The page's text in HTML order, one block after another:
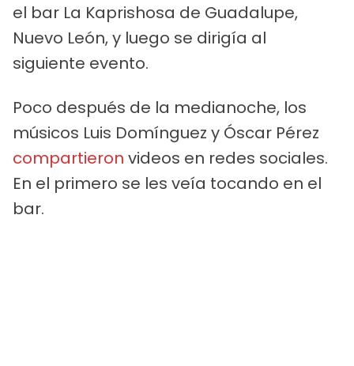
el bar La Kaprishosa de Guadalupe,
Nuevo León, y luego se dirigía al
siguiente evento.
Poco después de la medianoche, los
músicos Luis Domínguez y Óscar Pérez
compartieron videos en redes sociales.
En el primero se les veía tocando en el
bar.